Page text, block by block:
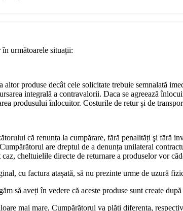
următoarele situații:
produse decât cele solicitate trebuie semnalată
integrală a contravalorii. Daca se agreează
produsului înlocuitor. Costurile de retur și de
că renunța la cumpărare, fără penalități şi fără
are dreptul de a denunța unilateral
cheltuielile directe de returnare a produselor vor
cu factura atașată, să nu prezinte urme de uzură
să aveți în vedere că aceste produse sunt create
mai mare, Cumpărătorul va plăti diferența,